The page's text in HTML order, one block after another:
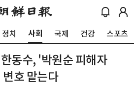
정치 사회 국제 건강 스포츠
동수, '박원순 피해자
호 맡는다